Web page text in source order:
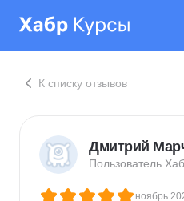
К списку отзывов
Дмитрий
Пользователь
ноябрь